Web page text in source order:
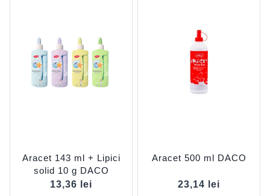
Aracet 143 ml + Lipici
solid 10 g DACO
13,36
lei
Aracet 500 ml DACO
23,14 lei